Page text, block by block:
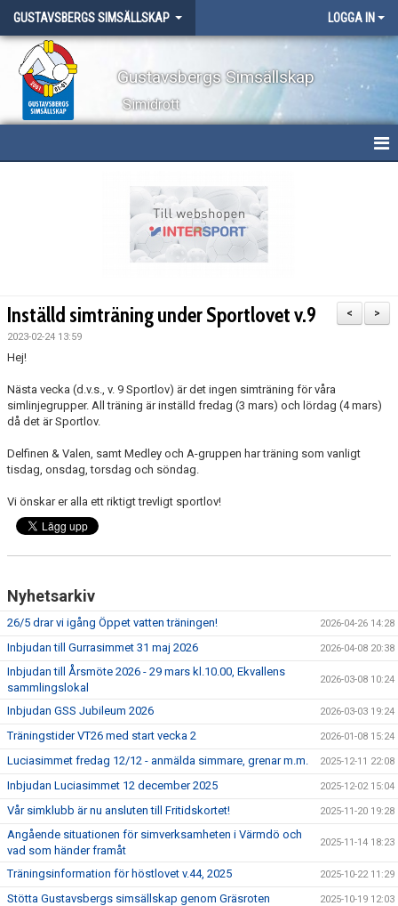
GUSTAVSBERGS SIMSÄLLSKAP LOGGA IN
Gustavsbergs Simsällskap
Simidrott
LÄGER
TRÄNINGSAVGIFTER
>
<
Inställd simträning under Sportlovet v.9
2023-02-24 13:59
Hej!
Nästa vecka (d.v.s., v. 9 Sportlov) är det ingen simträning för våra
simlinjegrupper. All träning är inställd fredag (3 mars) och lördag (4 mars)
då det är Sportlov.
Delfinen & Valen, samt Medley och A-gruppen har träning som vanligt
tisdag, onsdag, torsdag och söndag.
Vi önskar er alla ett riktigt trevligt sportlov!
Nyhetsarkiv
26/5 drar vi igång Öppet vatten träningen! 2026-04-26 14:28
Inbjudan till Gurrasimmet 31 maj 2026 2026-04-08 20:38
Inbjudan till Årsmöte 2026 - 29 mars kl.10.00, Ekvallens
sammlingslokal
2026-03-08 10:24
Inbjudan GSS Jubileum 2026 2026-03-03 19:24
Träningstider VT26 med start vecka 2 2026-01-08 15:24
Luciasimmet fredag 12/12 - anmälda simmare, grenar m.m. 2025-12-11 22:08
Inbjudan Luciasimmet 12 december 2025 2025-12-02 15:04
Vår simklubb är nu ansluten till Fritidskortet! 2025-11-20 19:28
Angående situationen för simverksamheten i Värmdö och
vad som händer framåt
2025-11-14 18:23
Träningsinformation för höstlovet v.44, 2025 2025-10-22 11:29
Stötta Gustavsbergs simsällskap genom Gräsroten 2025-10-19 12:03